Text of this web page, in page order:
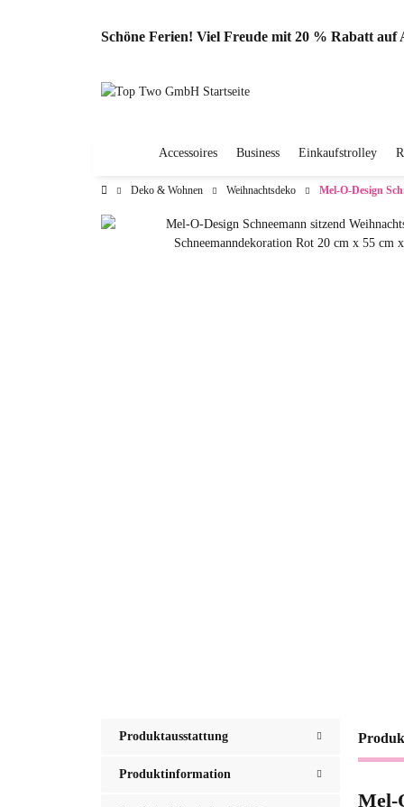
Schöne Ferien! Viel Freude mit 20 % Rabatt
Accessoires Business Einkaufstrolley
Deko & Wohnen Weihnachtsdeko Mel-O-Design
Produktausstattung
Produktinformation
Mel-